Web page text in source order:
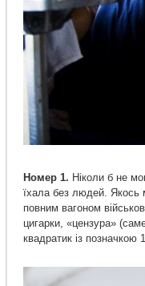
Номер 1. Ніколи б не
їхала без людей. Якось
повним вагоном
цигарки, «цензура»
квадратик із позначкою